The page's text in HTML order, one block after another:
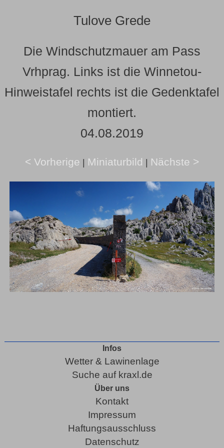
Tulove Grede
Die Windschutzmauer am Pass
Vrhprag. Links ist die Winnetou-
Hinweistafel rechts ist die Gedenktafel
montiert.
04.08.2019
< Vorherige | Miniaturbild | Nächste >
Infos
Wetter & Lawinenlage
Suche auf kraxl.de
Über uns
Kontakt
Impressum
Haftungsausschluss
Datenschutz